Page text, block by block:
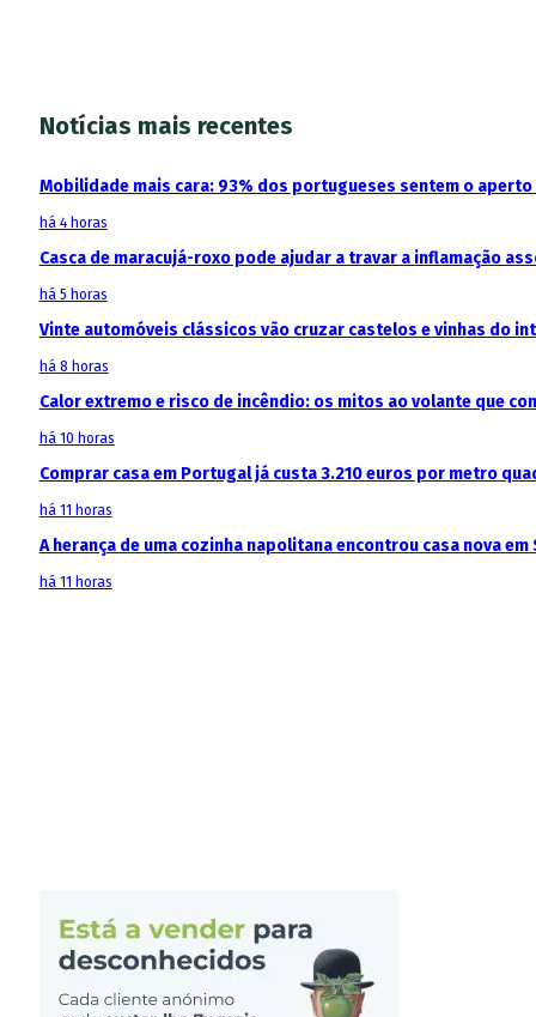
Notícias mais recentes
Mobilidade mais cara: 93% dos portugueses sentem o
há 4 horas
Casca de maracujá-roxo pode ajudar a travar a inflamação
há 5 horas
Vinte automóveis clássicos vão cruzar castelos e vinhas do
há 8 horas
Calor extremo e risco de incêndio: os mitos ao volante que
há 10 horas
Comprar casa em Portugal já custa 3.210 euros por metro
há 11 horas
A herança de uma cozinha napolitana encontrou casa nova em
há 11 horas